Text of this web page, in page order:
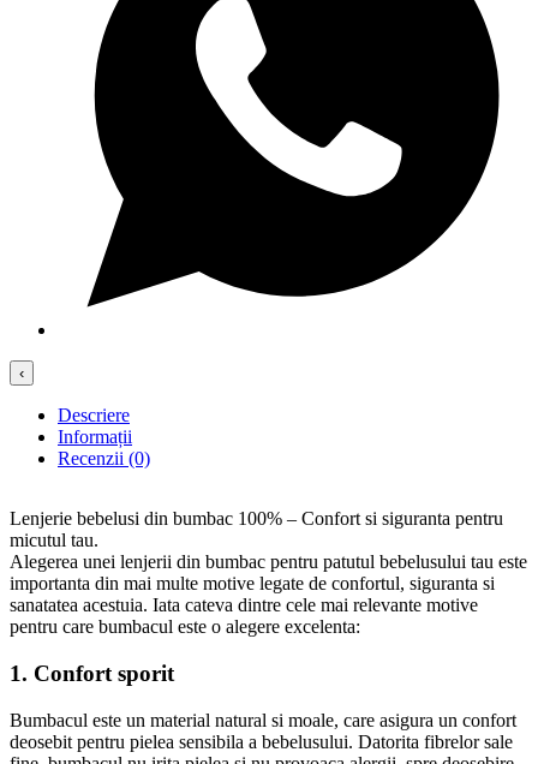
‹
Descriere
Informații
Recenzii (0)
Lenjerie bebelusi din bumbac 100% – Confort si siguranta pentru
micutul tau.
Alegerea unei lenjerii din bumbac pentru patutul bebelusului tau este
importanta din mai multe motive legate de confortul, siguranta si
sanatatea acestuia. Iata cateva dintre cele mai relevante motive
pentru care bumbacul este o alegere excelenta:
1. Confort sporit
Bumbacul este un material natural si moale, care asigura un confort
deosebit pentru pielea sensibila a bebelusului. Datorita fibrelor sale